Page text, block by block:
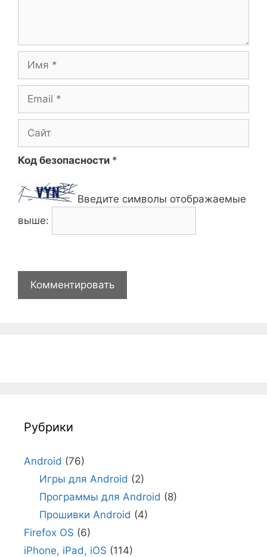
Код безопасности *
Введите символы отображаемые
выше:
Рубрики
Android (76)
Игры для Android (2)
Программы для Android (8)
Прошивки Android (4)
Firefox OS (6)
iPhone, iPad, iOS (114)